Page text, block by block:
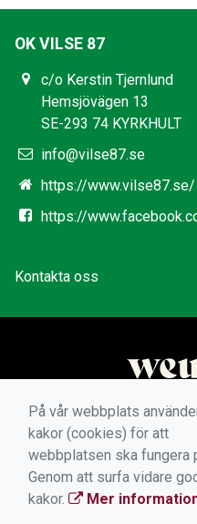
OK VILSE 87
c/o Kerstin Tjernlund
Hemsjövägen 13
SE-293 74 KYRKHULT
info@vilse87.se
https://www.vilse87.se/
https://
Kontakta oss
På vår webbplats
kakor (cookies) för att
webbplatsen ska fungera
Genom att surfa vidare
kakor.
Mer